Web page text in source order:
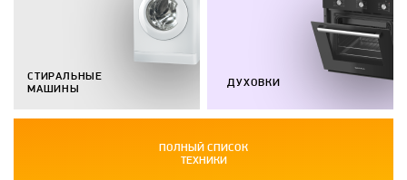
СТИРАЛЬНЫЕ
МАШИНЫ
ДУХОВКИ
ПОЛНЫЙ СПИСОК
ТЕХНИКИ